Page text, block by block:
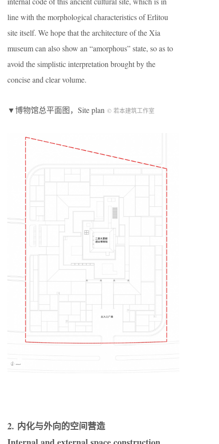
line with the morphological characteristics of Erlitou
site itself. We hope that the architecture of the Xia
museum can also show an “amorphous” state, so as to
avoid the simplistic interpretation brought by the
concise and clear volume.
▼博物馆总平面图，Site plan © 若本建筑工作室
2. 内化与外向的空间营造